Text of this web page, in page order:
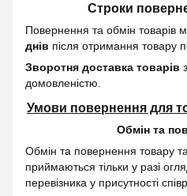
Строки
Повернення та обмін товарів
днів після отримання товару
Зворотня доставка товарів
домовленістю.
Умови повернення для
Обмін та
Обмін та повернення товару
приймаються тільки у разі
перевізника у присутності